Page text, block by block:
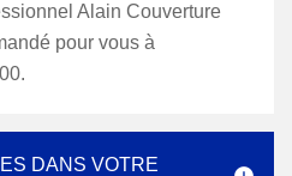
Alain Couverture
pour vous à
DANS VOTRE